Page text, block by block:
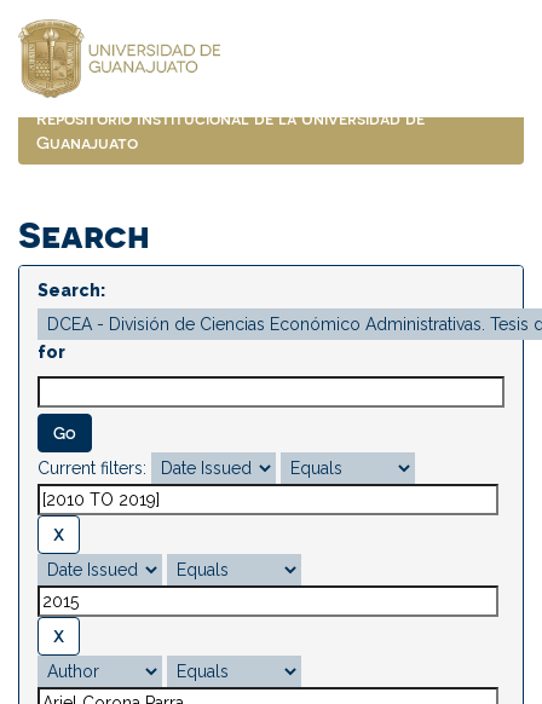
navigation
Repositorio Institucional de la Universidad de
Guanajuato
Search
Search:
for
Current filters: